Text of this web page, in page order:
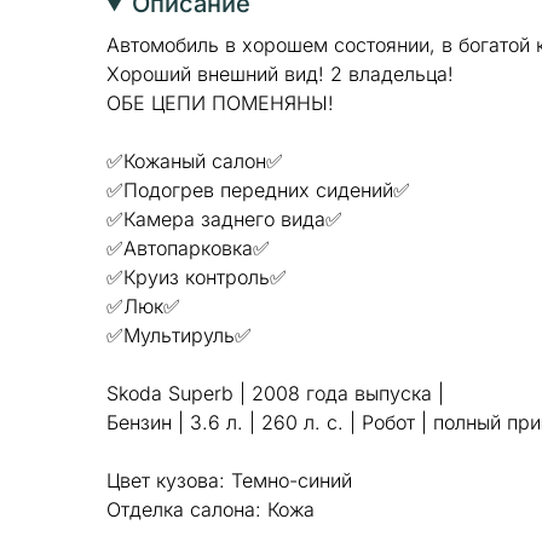
Автомобиль в хорошем состоянии, в богатой
Хороший внешний вид! 2 владельца!
ОБЕ ЦЕПИ ПОМЕНЯНЫ!
✅Кожаный салон✅
✅Подогрев передних сидений✅
✅Камера заднего вида✅
✅Автопарковка✅
✅Круиз контроль✅
✅Люк✅
✅Мультируль✅
Skoda Superb | 2008 года выпуска |
Бензин | 3.6 л. | 260 л. с. | Робот | полный
Цвет кузова: Темно-синий
Отделка салона: Кожа